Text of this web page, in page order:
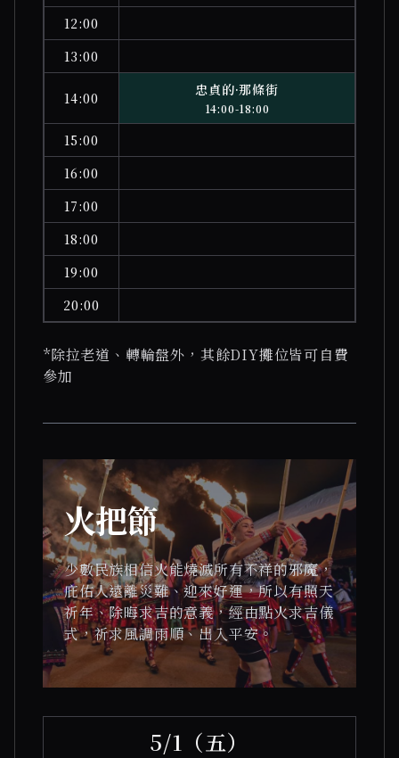
12:00
13:00
14:00 忠貞的·那條街
14:00-18:00
15:00
16:00
17:00
18:00
19:00
20:00
*除拉老道、轉輪盤外，其餘DIY攤位皆可自費
參加
火把節
少數民族相信火能燒滅所有不祥的邪魔，
庇佑人遠離災難、迎來好運，所以有照天
祈年、除晦求吉的意義，經由點火求吉儀
式，祈求風調雨順、出入平安。
5/1（五）